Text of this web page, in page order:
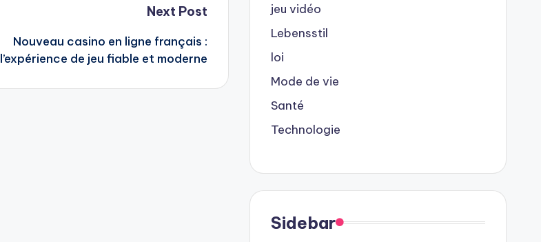
Next Post
Nouveau casino en ligne français :
l’expérience de jeu fiable et moderne
jeu vidéo
Lebensstil
loi
Mode de vie
Santé
Technologie
Sidebar